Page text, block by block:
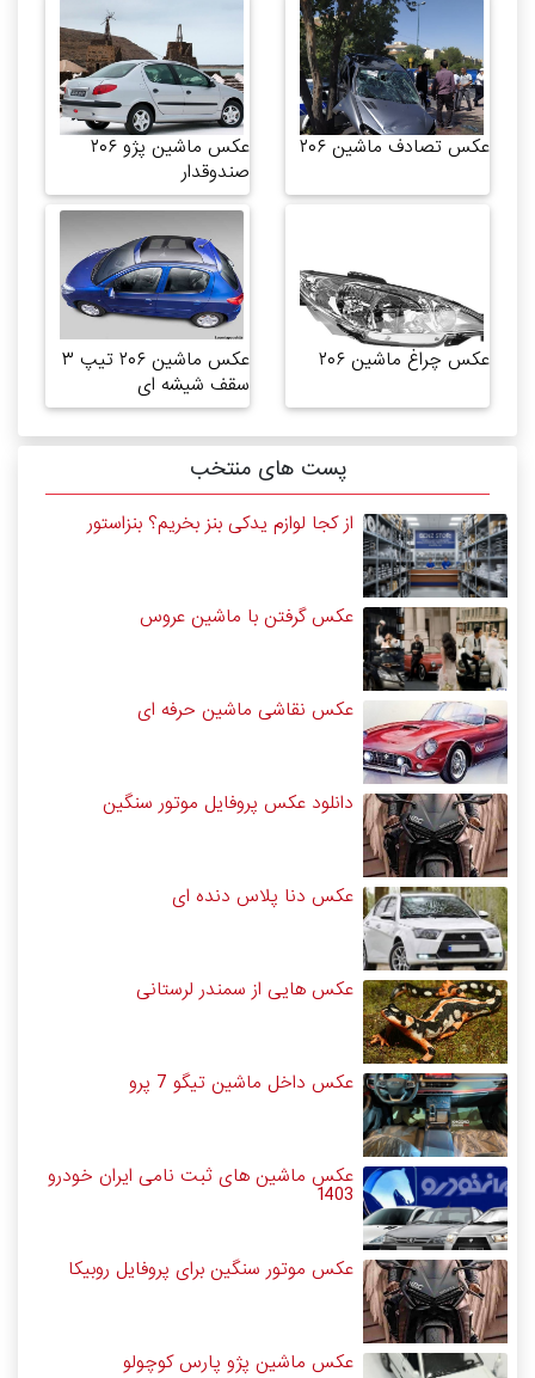
عکس تصادف ماشین ۲۰۶
عکس ماشین پژو ۲۰۶
صندوقدار
عکس چراغ ماشین ۲۰۶
عکس ماشین ۲۰۶ تیپ ۳
سقف شیشه ای
پست های منتخب
از کجا لوازم یدکی بنز بخریم؟ بنزاستور
عکس گرفتن با ماشین عروس
عکس نقاشی ماشین حرفه ای
دانلود عکس پروفایل موتور سنگین
عکس دنا پلاس دنده ای
عکس هایی از سمندر لرستانی
عکس داخل ماشین تیگو 7 پرو
عکس ماشین های ثبت نامی ایران خودرو
1403
عکس موتور سنگین برای پروفایل روبیکا
عکس ماشین پژو پارس کوچولو